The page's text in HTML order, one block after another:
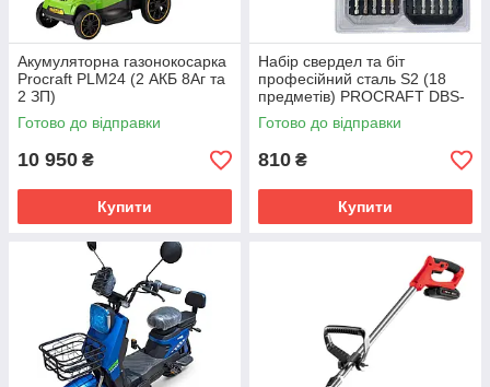
Акумуляторна газонокосарка
Procraft PLM24 (2 АКБ 8Аг та
2 ЗП)
Готово до відправки
10 950 ₴
Купити
Набір свердел та біт
професійний сталь S2 (18
предметів) PROCRAFT DBS-
18
Готово до відправки
810 ₴
Купити